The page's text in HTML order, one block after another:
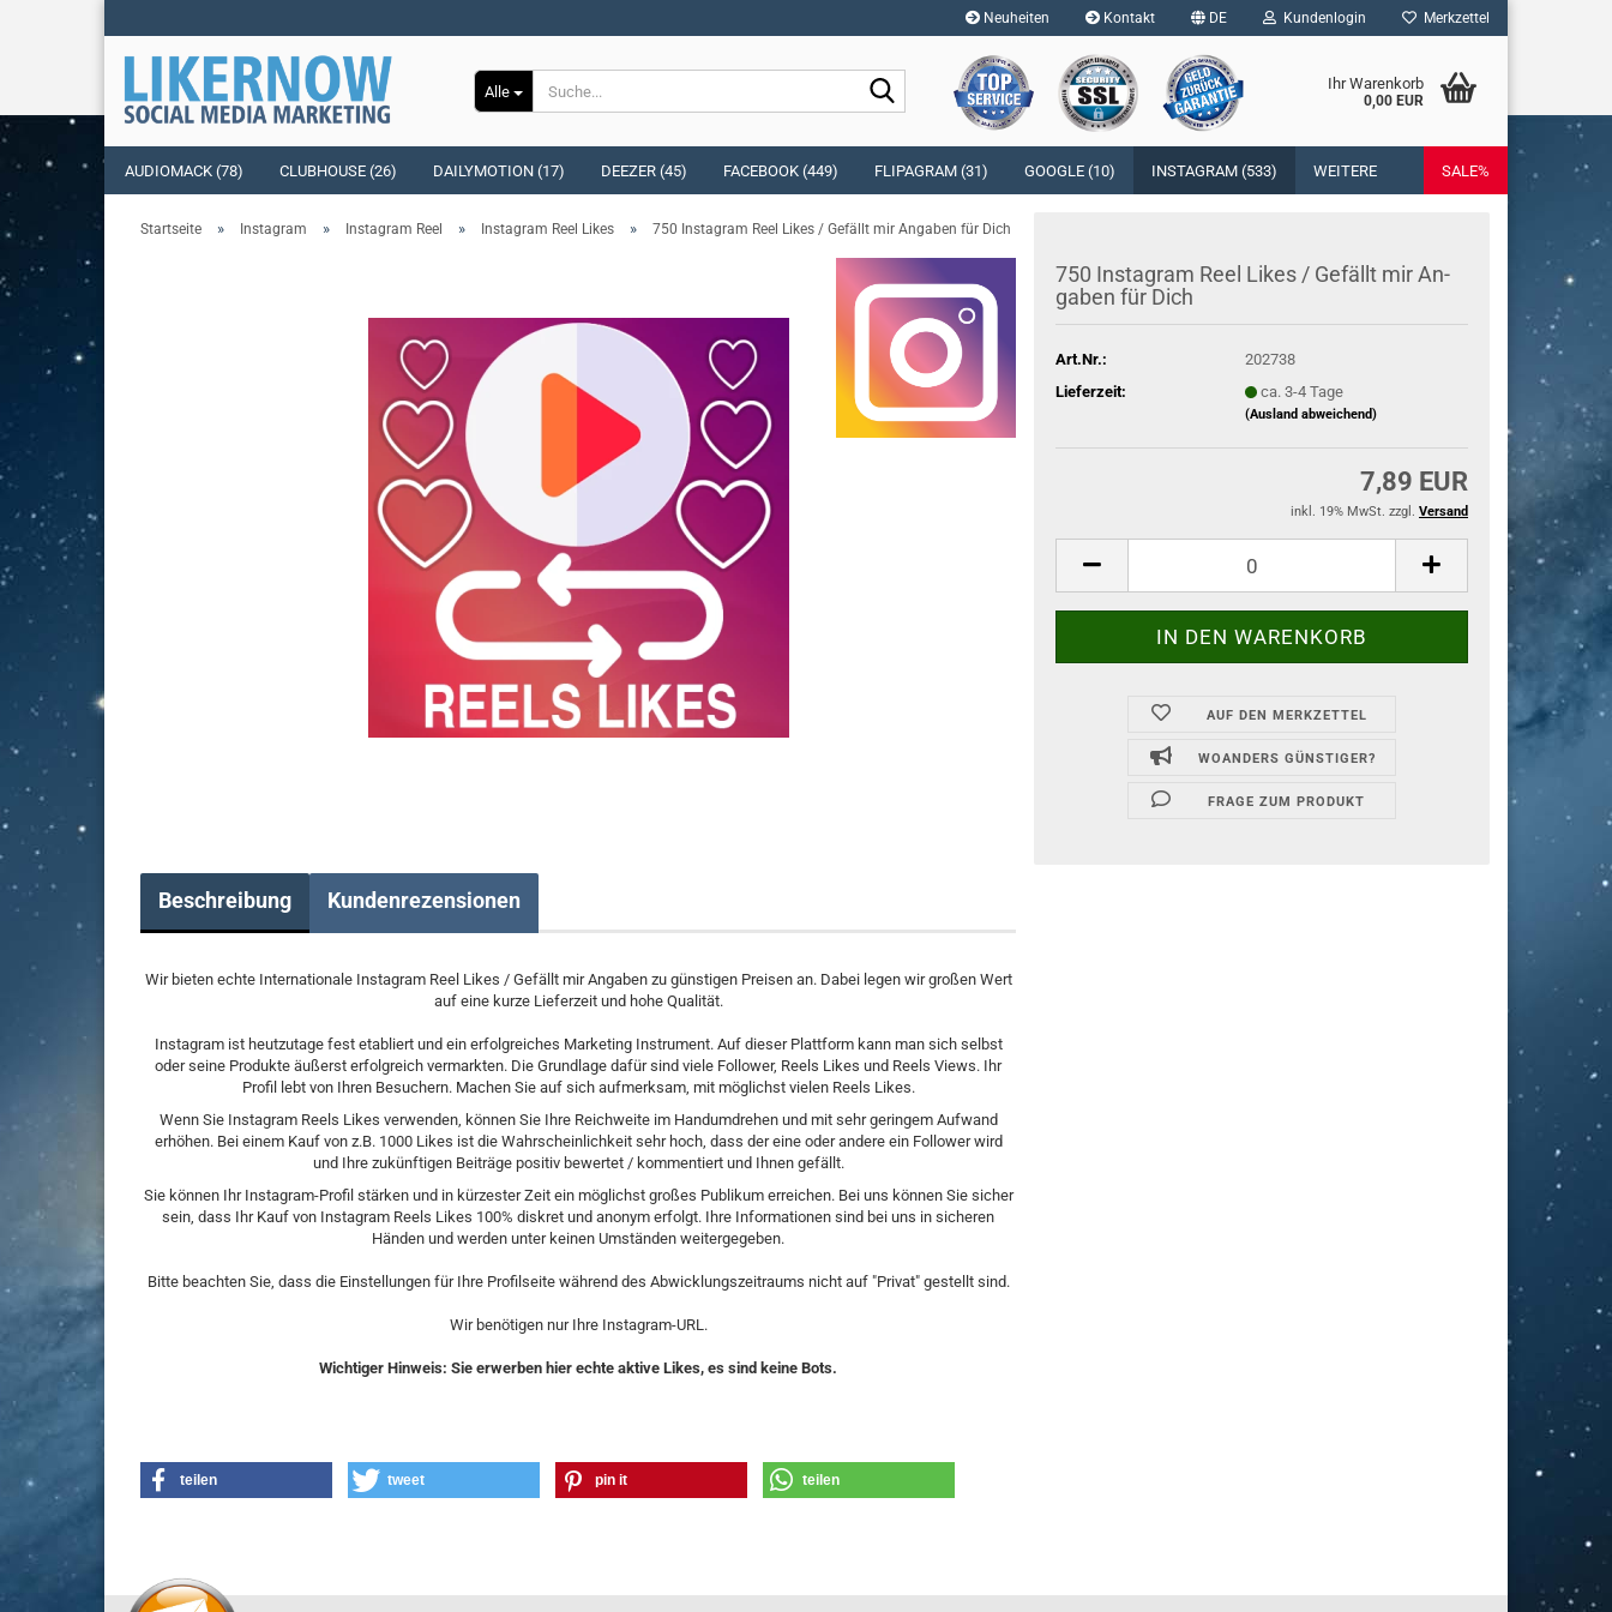
Neuheiten Kontakt DE
Sprache auswählen
Lieferland
Kundenlogin
E-Mail
Passwort vergessen?
Merkzettel
Alle Ihr Warenkorb
0,00 EUR
AUDIOMACK (78) CLUBHOUSE (26) DAILYMOTION (17) DEEZER (45) FACEBOOK (449) FLIPAGRAM (31) GOOGLE (10) INSTAGRAM (533) SALE%
WEITERE
Startseite » Instagram » Instagram Reel » Instagram Reel Likes » 750 Instagram Reel Likes / Gefällt mir Angaben für Dich
750 In­sta­gram Reel Likes / Ge­fällt mir An­
ga­ben für Dich
Art.Nr.:
202738
Lieferzeit:
ca. 3-4 Tage
(Ausland abweichend)
7,89 EUR
inkl. 19% MwSt. zzgl. Versand
AUF DEN MERKZETTEL
WOANDERS GÜNSTIGER?
FRAGE ZUM PRODUKT
Beschreibung Kundenrezensionen
Wir bieten echte Internationale Instagram Reel Likes / Gefällt mir Angaben zu günstigen Preisen an. Dabei legen wir großen Wert
auf eine kurze Lieferzeit und hohe Qualität.
Instagram ist heutzutage fest etabliert und ein erfolgreiches Marketing Instrument. Auf dieser Plattform kann man sich selbst
oder seine Produkte äußerst erfolgreich vermarkten. Die Grundlage dafür sind viele Follower, Reels Likes und Reels Views. Ihr
Profil lebt von Ihren Besuchern. Machen Sie auf sich aufmerksam, mit möglichst vielen Reels Likes.
Wenn Sie Instagram Reels Likes verwenden, können Sie Ihre Reichweite im Handumdrehen und mit sehr geringem Aufwand
erhöhen. Bei einem Kauf von z.B. 1000 Likes ist die Wahrscheinlichkeit sehr hoch, dass der eine oder andere ein Follower wird
und Ihre zukünftigen Beiträge positiv bewertet / kommentiert und Ihnen gefällt.
Sie können Ihr Instagram-Profil stärken und in kürzester Zeit ein möglichst großes Publikum erreichen. Bei uns können Sie sicher
sein, dass Ihr Kauf von Instagram Reels Likes 100% diskret und anonym erfolgt. Ihre Informationen sind bei uns in sicheren
Händen und werden unter keinen Umständen weitergegeben.
Bitte beachten Sie, dass die Einstellungen für Ihre Profilseite während des Abwicklungszeitraums nicht auf "Privat" gestellt sind.
Wir benötigen nur Ihre Instagram-URL.
Wichtiger Hinweis: Sie erwerben hier echte aktive Likes, es sind keine Bots.
teilen tweet pin it teilen